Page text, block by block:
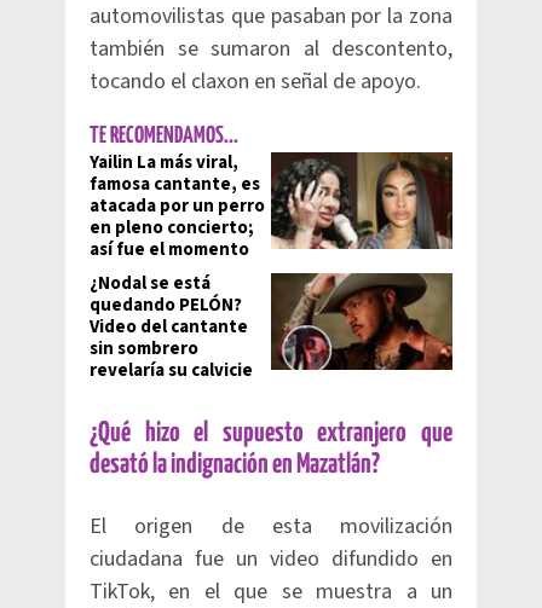
automovilistas que pasaban por la zona
también se sumaron al descontento,
tocando el claxon en señal de apoyo.
TE RECOMENDAMOS...
Yailin La más viral,
famosa cantante, es
atacada por un perro
en pleno concierto;
así fue el momento
¿Nodal se está
quedando PELÓN?
Video del cantante
sin sombrero
revelaría su calvicie
¿Qué hizo el supuesto extranjero que
desató la indignación en Mazatlán?
El origen de esta movilización
ciudadana fue un video difundido en
TikTok, en el que se muestra a un